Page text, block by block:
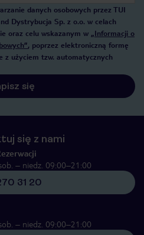
danych osobowych przez TUI
Dystrybucja Sp. z o.o. w celach
oraz celu wskazanym w „Informacji o
, poprzez elektroniczną formę
z użyciem tzw. automatycznych
się
się z nami
– niedz. 09:00–21:00
31 20
– niedz. 09:00–21:00